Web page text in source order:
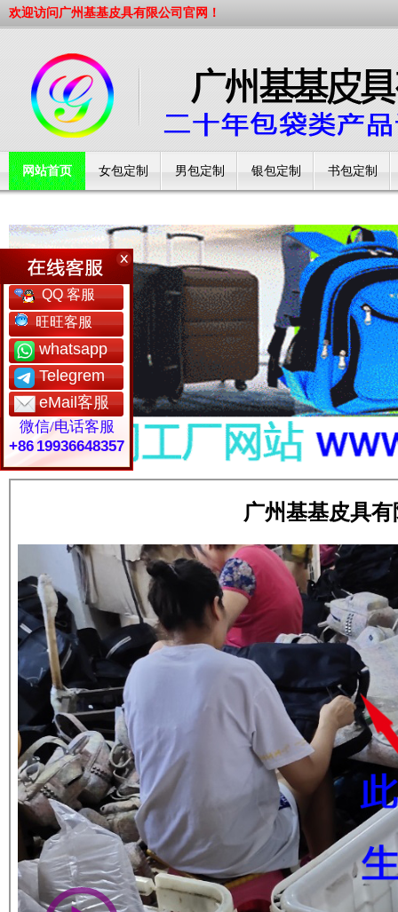
欢迎访问广州基基皮具有限公司官网！
网站首页 女包定制 男包定制 银包定制 书包定制
QQ 客服
旺旺客服
whatsapp
Telegrem
eMail客服
微信/电话客服
+86 19936648357